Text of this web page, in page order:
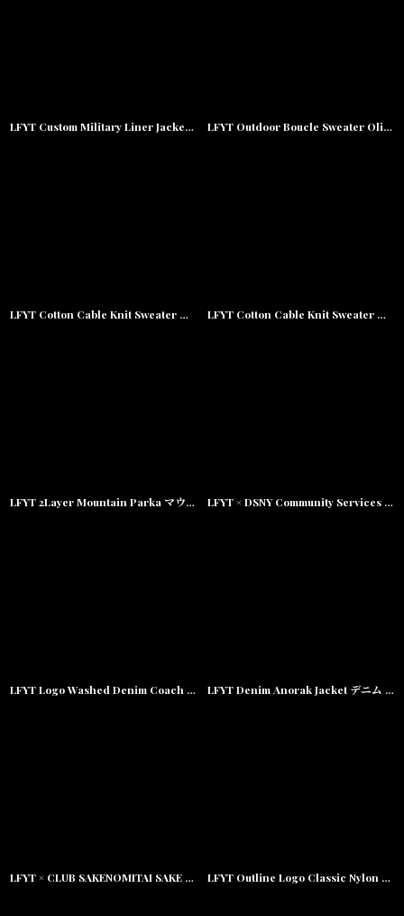
LFYT Custom Military Liner Jacket ミリタリーライナー ジャケット by Lafayette ラファイエット LFYT Outdoor Boucle Sweater Olive Green アウトドア ロゴ ブークレ ニット セーター LFYT Lafayette
LFYT Cotton Cable Knit Sweater コットン ケーブル ニット セーター by Lafayette ラファイエット LFYT Cotton Cable Knit Sweater コットン ケーブル ニット セーター by Lafayette ラファイエット
LFYT 2Layer Mountain Parka マウンテンパーカー ジャケット Lafayette ラファイエット LFYT × DSNY Community Services Worker Jacket Black リフレクター ワーカージャケット Lafayette ラファイエット
LFYT Logo Washed Denim Coach Jacket デニム コーチジャケット Lafayette ラファイエット LFYT Denim Anorak Jacket デニム アノラック ジャケット Lafayette ラファイエット
LFYT × CLUB SAKENOMITAI SAKE NOMI CLUB LOGO CLASSIC WORK JACKET Black ワークジャケット Lafayette ラファイエット LFYT Outline Logo Classic Nylon Anorak Jacket Navy ナイロン アノラック ジャケット Lafayette ラファイエット